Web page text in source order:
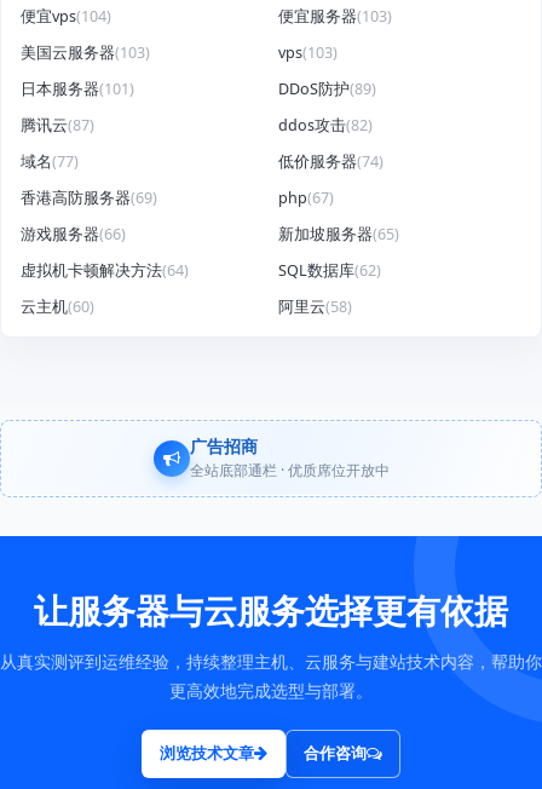
便宜vps(104) 便宜服务器(103)
美国云服务器(103) vps(103)
日本服务器(101) DDoS防护(89)
腾讯云(87) ddos攻击(82)
域名(77) 低价服务器(74)
香港高防服务器(69) php(67)
游戏服务器(66) 新加坡服务器(65)
虚拟机卡顿解决方法(64) SQL数据库(62)
云主机(60) 阿里云(58)
广告招商
全站底部通栏 · 优质席位开放中
让服务器与云服务选择更有依据
从真实测评到运维经验，持续整理主机、云服务与建站技术内容，帮助你
更高效地完成选型与部署。
浏览技术文章 合作咨询